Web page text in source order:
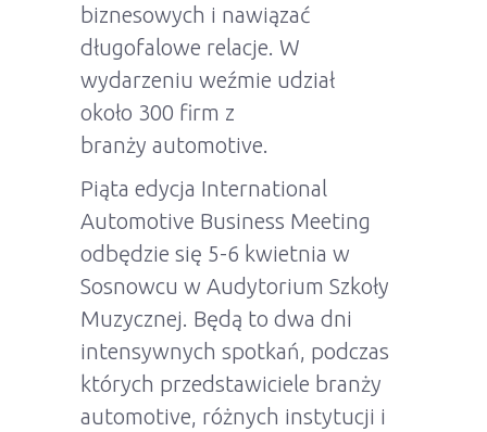
biznesowych i nawiązać
długofalowe relacje. W
wydarzeniu weźmie udział
około 300 firm z
branży automotive.
Piąta edycja International
Automotive Business Meeting
odbędzie się 5-6 kwietnia w
Sosnowcu w Audytorium Szkoły
Muzycznej. Będą to dwa dni
intensywnych spotkań, podczas
których przedstawiciele branży
automotive, różnych instytucji i